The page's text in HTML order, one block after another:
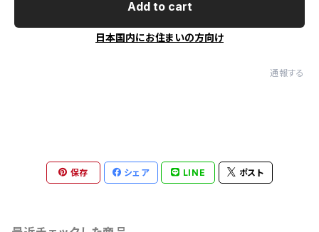
Add to cart
日本国内にお住まいの方向け
通報する
保存 シェア LINE ポスト